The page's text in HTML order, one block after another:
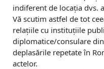
V
a
n
z
indiferent de locația dvs.
Vă scutim astfel de tot
relațiile cu instituțiile
diplomatice/consulare
deplasările repetate în
actelor.